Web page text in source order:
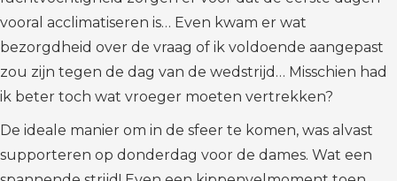
vooral acclimatiseren is… Even kwam er wat
bezorgdheid over de vraag of ik voldoende aangepast
zou zijn tegen de dag van de wedstrijd… Misschien had
ik beter toch wat vroeger moeten vertrekken?
De ideale manier om in de sfeer te komen, was alvast
supporteren op donderdag voor de dames. Wat een